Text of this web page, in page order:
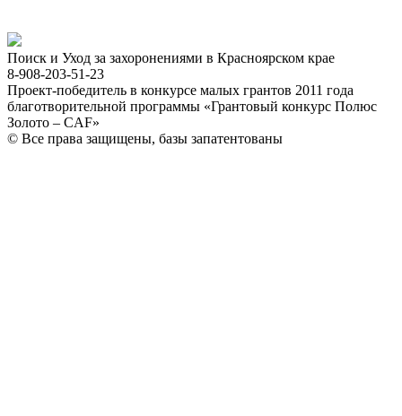
Поиск и Уход за захоронениями в Красноярском крае
8-908-203-51-23
Проект-победитель в конкурсе малых грантов 2011 года
благотворительной программы «Грантовый конкурс Полюс
Золото – CAF»
© Все права защищены, базы запатентованы